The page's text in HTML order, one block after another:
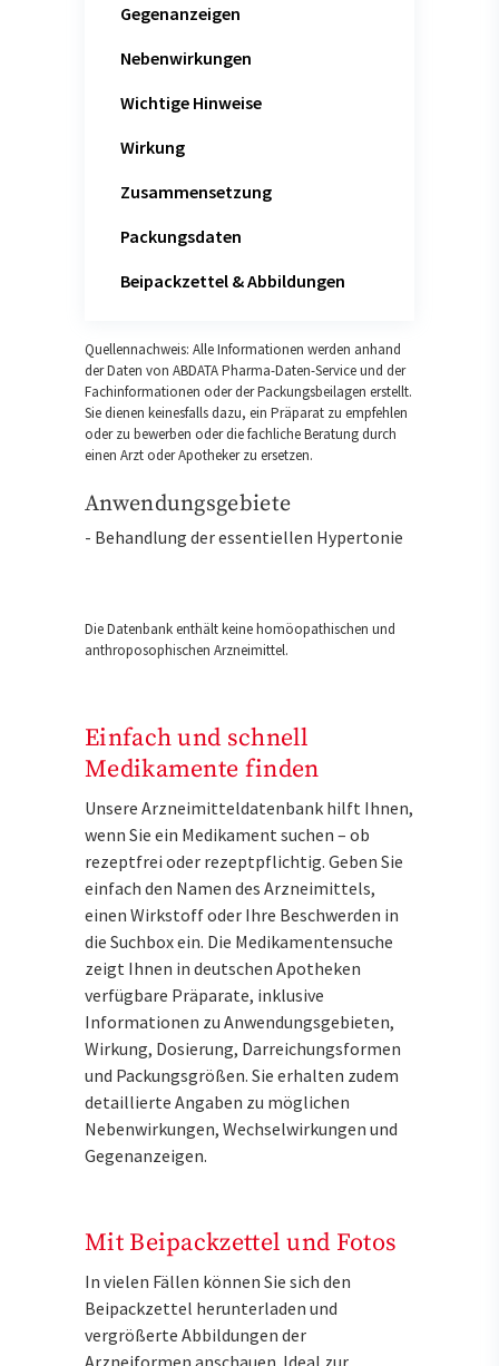
Gegenanzeigen
Nebenwirkungen
Wichtige Hinweise
Wirkung
Zusammensetzung
Packungsdaten
Beipackzettel & Abbildungen
Quellennachweis: Alle Informationen werden anhand
der Daten von ABDATA Pharma-Daten-Service und der
Fachinformationen oder der Packungsbeilagen erstellt.
Sie dienen keinesfalls dazu, ein Präparat zu empfehlen
oder zu bewerben oder die fachliche Beratung durch
einen Arzt oder Apotheker zu ersetzen.
Anwendungsgebiete
- Behandlung der essentiellen Hypertonie
Die Datenbank enthält keine homöopathischen und
anthroposophischen Arzneimittel.
Einfach und schnell
Medikamente finden
Unsere Arzneimitteldatenbank hilft Ihnen,
wenn Sie ein Medikament suchen – ob
rezeptfrei oder rezeptpflichtig. Geben Sie
einfach den Namen des Arzneimittels,
einen Wirkstoff oder Ihre Beschwerden in
die Suchbox ein. Die Medikamentensuche
zeigt Ihnen in deutschen Apotheken
verfügbare Präparate, inklusive
Informationen zu Anwendungsgebieten,
Wirkung, Dosierung, Darreichungsformen
und Packungsgrößen. Sie erhalten zudem
detaillierte Angaben zu möglichen
Nebenwirkungen, Wechselwirkungen und
Gegenanzeigen.
Mit Beipackzettel und Fotos
In vielen Fällen können Sie sich den
Beipackzettel herunterladen und
vergrößerte Abbildungen der
Arzneiformen anschauen. Ideal zur